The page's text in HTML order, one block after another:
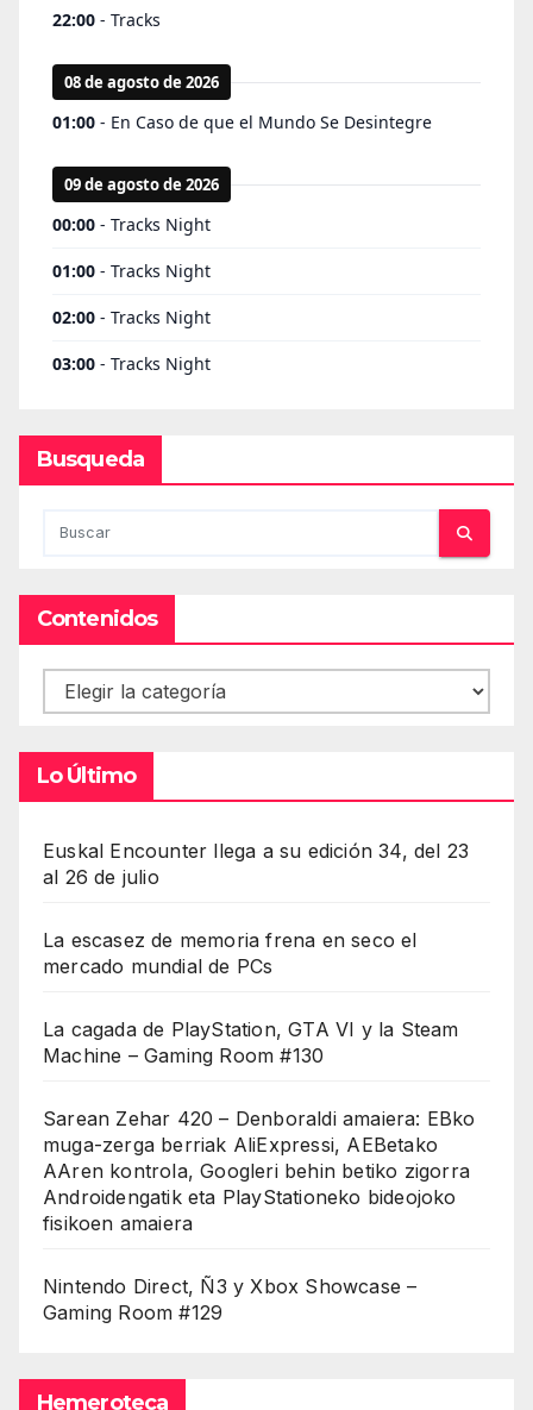
Busqueda
Contenidos
Contenidos
Lo Último
Euskal Encounter llega a su edición 34, del 23
al 26 de julio
La escasez de memoria frena en seco el
mercado mundial de PCs
La cagada de PlayStation, GTA VI y la Steam
Machine – Gaming Room #130
Sarean Zehar 420 – Denboraldi amaiera: EBko
muga-zerga berriak AliExpressi, AEBetako
AAren kontrola, Googleri behin betiko zigorra
Androidengatik eta PlayStationeko bideojoko
fisikoen amaiera
Nintendo Direct, Ñ3 y Xbox Showcase –
Gaming Room #129
Hemeroteca